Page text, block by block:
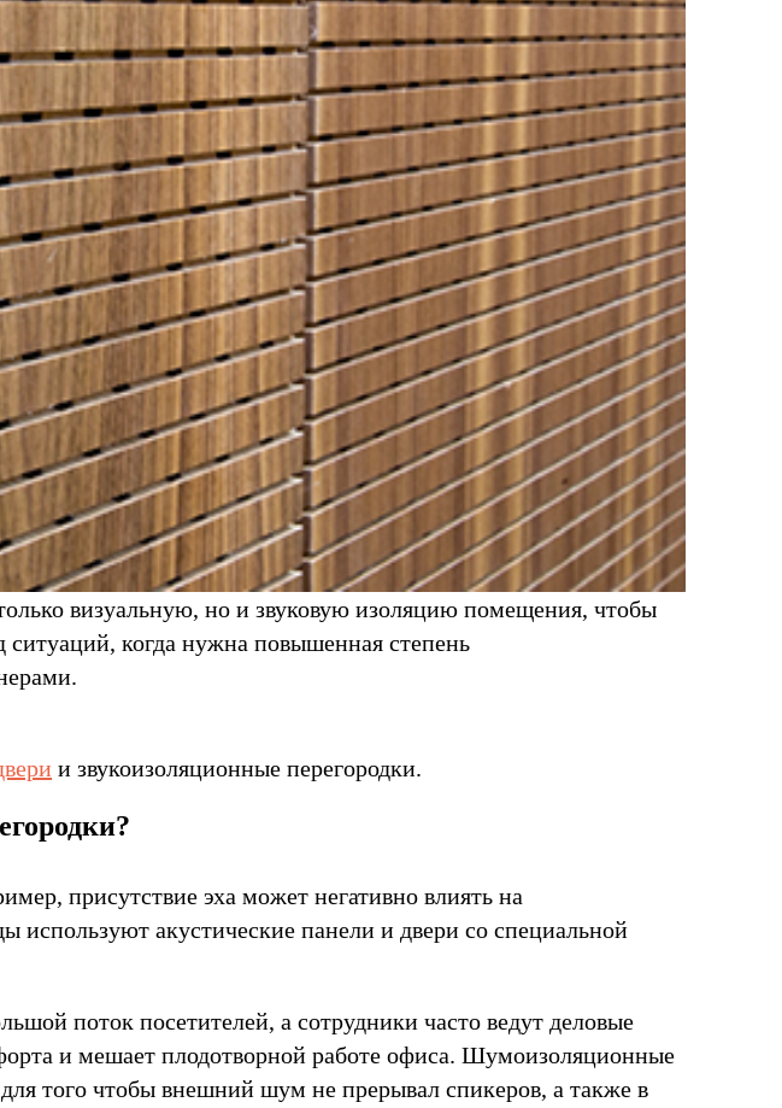
визуальную, но и звуковую изоляцию помещения, чтобы
ситуаций, когда нужна повышенная степень
и звукоизоляционные перегородки.
присутствие эха может негативно влиять на
используют акустические панели и двери со специальной
поток посетителей, а сотрудники часто ведут деловые
и мешает плодотворной работе офиса. Шумоизоляционные
того чтобы внешний шум не прерывал спикеров, а также в